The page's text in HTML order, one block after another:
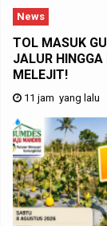
News
TOL MASUK
JALUR
MELEJIT!
11 jam yang lalu